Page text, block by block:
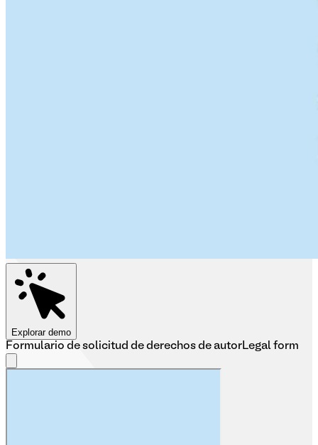
Explorar demo
Formulario de solicitud de derechos de autor Legal form